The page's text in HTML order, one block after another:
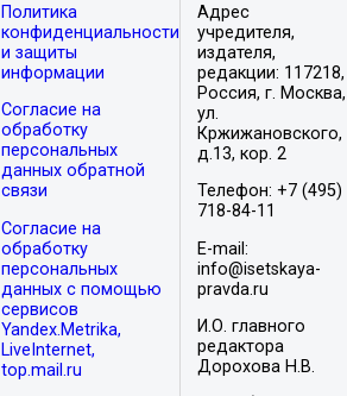
Политика
конфиденциальности
и защиты
информации
Согласие на
обработку
персональных
данных обратной
связи
Согласие на
обработку
персональных
данных с помощью
сервисов
Yandex.Metrika,
LiveInternet,
top.mail.ru
Адрес
учредителя,
издателя,
редакции: 117218,
Россия, г. Москва,
ул.
Кржижановского,
д.13, кор. 2
Телефон: +7 (495)
718-84-11
E-mail:
info@isetskaya-
pravda.ru
И.О. главного
редактора
Дорохова Н.В.